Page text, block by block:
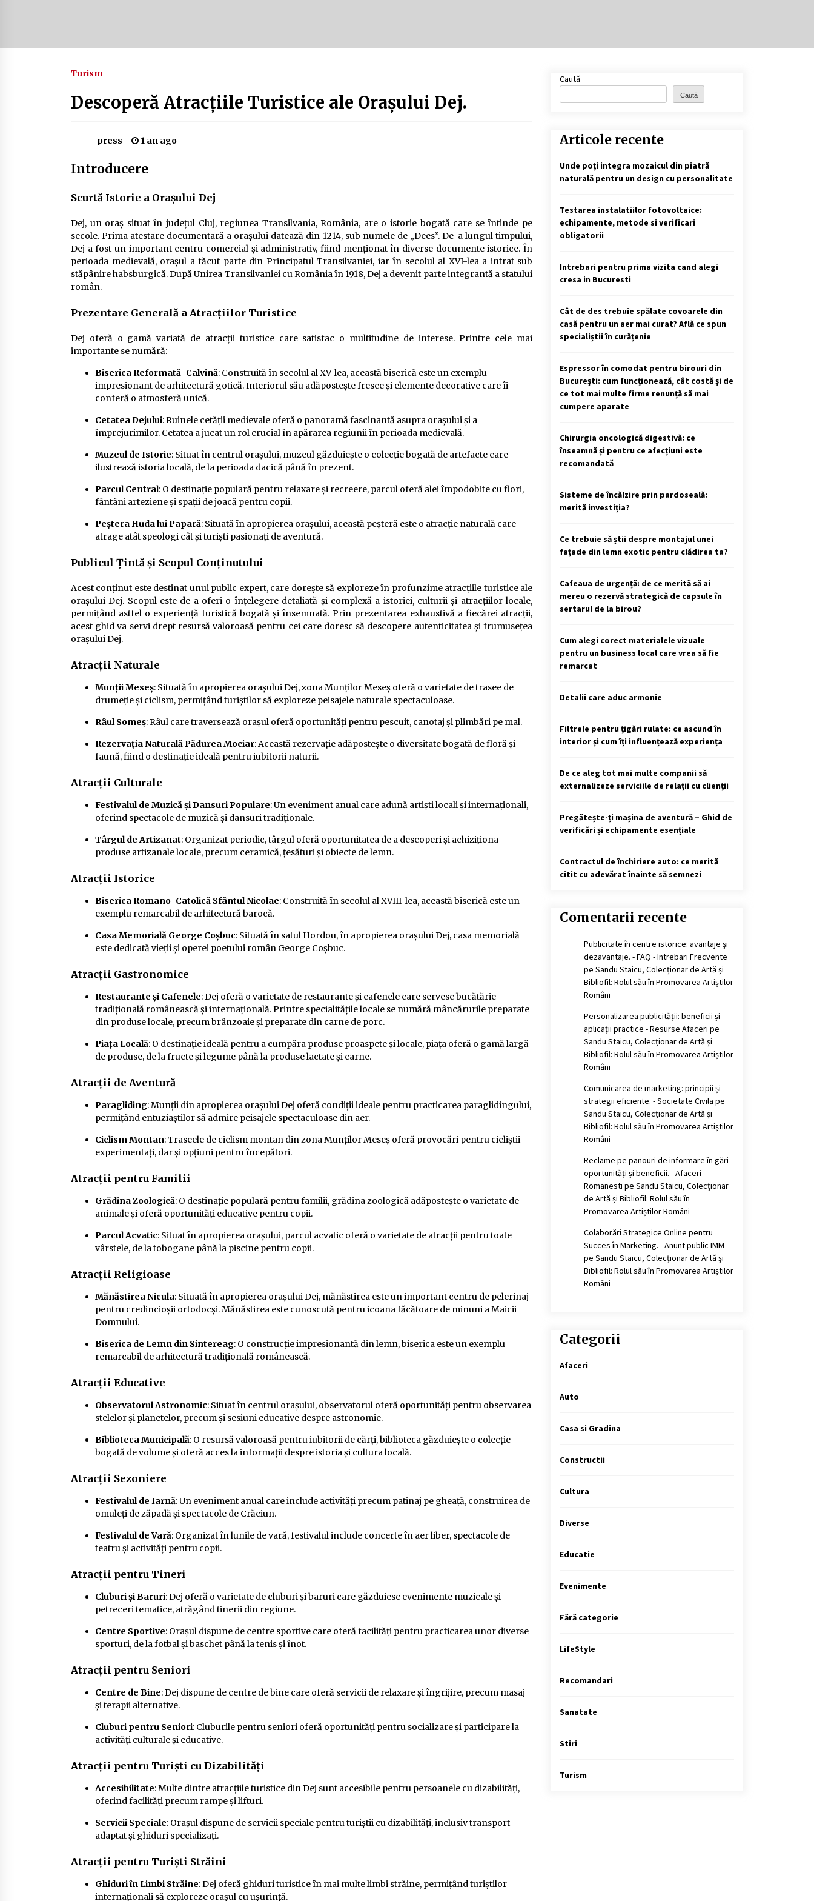
2 ani ago 2 ani ago
Cum să alegi firul de pescuit perfect
2 ani ago
2 ani ago
2 ani ago
Turism
Descoperă Atracțiile Turistice ale Orașului Dej.
press 1 an ago
Introducere
Scurtă Istorie a Orașului Dej
Dej, un oraș situat în județul Cluj, regiunea Transilvania, România, are o istorie bogată care se întinde pe
secole. Prima atestare documentară a orașului datează din 1214, sub numele de „Dees”. De-a lungul timpului,
Dej a fost un important centru comercial și administrativ, fiind menționat în diverse documente istorice. În
perioada medievală, orașul a făcut parte din Principatul Transilvaniei, iar în secolul al XVI-lea a intrat sub
stăpânire habsburgică. După Unirea Transilvaniei cu România în 1918, Dej a devenit parte integrantă a statului
român.
Prezentare Generală a Atracțiilor Turistice
Dej oferă o gamă variată de atracții turistice care satisfac o multitudine de interese. Printre cele mai
importante se numără:
Biserica Reformată-Calvină: Construită în secolul al XV-lea, această biserică este un exemplu
impresionant de arhitectură gotică. Interiorul său adăpostește fresce și elemente decorative care îi
conferă o atmosferă unică.
Cetatea Dejului: Ruinele cetății medievale oferă o panoramă fascinantă asupra orașului și a
împrejurimilor. Cetatea a jucat un rol crucial în apărarea regiunii în perioada medievală.
Muzeul de Istorie: Situat în centrul orașului, muzeul găzduiește o colecție bogată de artefacte care
ilustrează istoria locală, de la perioada dacică până în prezent.
Parcul Central: O destinație populară pentru relaxare și recreere, parcul oferă alei împodobite cu flori,
fântâni arteziene și spații de joacă pentru copii.
Peștera Huda lui Papară: Situată în apropierea orașului, această peșteră este o atracție naturală care
atrage atât speologi cât și turiști pasionați de aventură.
Publicul Țintă și Scopul Conținutului
Acest conținut este destinat unui public expert, care dorește să exploreze în profunzime atracțiile turistice ale
orașului Dej. Scopul este de a oferi o înțelegere detaliată și complexă a istoriei, culturii și atracțiilor locale,
permițând astfel o experiență turistică bogată și însemnată. Prin prezentarea exhaustivă a fiecărei atracții,
acest ghid va servi drept resursă valoroasă pentru cei care doresc să descopere autenticitatea și frumusețea
orașului Dej.
Atracții Naturale
Munții Meseș: Situată în apropierea orașului Dej, zona Munților Meseș oferă o varietate de trasee de
drumeție și ciclism, permițând turiștilor să exploreze peisajele naturale spectaculoase.
Râul Someș: Râul care traversează orașul oferă oportunități pentru pescuit, canotaj și plimbări pe mal.
Rezervația Naturală Pădurea Mociar: Această rezervație adăpostește o diversitate bogată de floră și
faună, fiind o destinație ideală pentru iubitorii naturii.
Atracții Culturale
Festivalul de Muzică și Dansuri Populare: Un eveniment anual care adună artiști locali și internaționali,
oferind spectacole de muzică și dansuri tradiționale.
Târgul de Artizanat: Organizat periodic, târgul oferă oportunitatea de a descoperi și achiziționa
produse artizanale locale, precum ceramică, țesături și obiecte de lemn.
Atracții Istorice
Biserica Romano-Catolică Sfântul Nicolae: Construită în secolul al XVIII-lea, această biserică este un
exemplu remarcabil de arhitectură barocă.
Casa Memorială George Coșbuc: Situată în satul Hordou, în apropierea orașului Dej, casa memorială
este dedicată vieții și operei poetului român George Coșbuc.
Atracții Gastronomice
Restaurante și Cafenele: Dej oferă o varietate de restaurante și cafenele care servesc bucătărie
tradițională românească și internațională. Printre specialitățile locale se numără mâncărurile preparate
din produse locale, precum brânzoaie și preparate din carne de porc.
Piața Locală: O destinație ideală pentru a cumpăra produse proaspete și locale, piața oferă o gamă largă
de produse, de la fructe și legume până la produse lactate și carne.
Atracții de Aventură
Paragliding: Munții din apropierea orașului Dej oferă condiții ideale pentru practicarea paraglidingului,
permițând entuziaștilor să admire peisajele spectaculoase din aer.
Ciclism Montan: Traseele de ciclism montan din zona Munților Meseș oferă provocări pentru cicliștii
experimentați, dar și opțiuni pentru începători.
Atracții pentru Familii
Grădina Zoologică: O destinație populară pentru familii, grădina zoologică adăpostește o varietate de
animale și oferă oportunități educative pentru copii.
Parcul Acvatic: Situat în apropierea orașului, parcul acvatic oferă o varietate de atracții pentru toate
vârstele, de la tobogane până la piscine pentru copii.
Atracții Religioase
Mănăstirea Nicula: Situată în apropierea orașului Dej, mănăstirea este un important centru de pelerinaj
pentru credincioșii ortodocși. Mănăstirea este cunoscută pentru icoana făcătoare de minuni a Maicii
Domnului.
Biserica de Lemn din Sintereag: O construcție impresionantă din lemn, biserica este un exemplu
remarcabil de arhitectură tradițională românească.
Atracții Educative
Observatorul Astronomic: Situat în centrul orașului, observatorul oferă oportunități pentru observarea
stelelor și planetelor, precum și sesiuni educative despre astronomie.
Biblioteca Municipală: O resursă valoroasă pentru iubitorii de cărți, biblioteca găzduiește o colecție
bogată de volume și oferă acces la informații despre istoria și cultura locală.
Atracții Sezoniere
Festivalul de Iarnă: Un eveniment anual care include activități precum patinaj pe gheață, construirea de
omuleți de zăpadă și spectacole de Crăciun.
Festivalul de Vară: Organizat în lunile de vară, festivalul include concerte în aer liber, spectacole de
teatru și activități pentru copii.
Atracții pentru Tineri
Cluburi și Baruri: Dej oferă o varietate de cluburi și baruri care găzduiesc evenimente muzicale și
petreceri tematice, atrăgând tinerii din regiune.
Centre Sportive: Orașul dispune de centre sportive care oferă facilități pentru practicarea unor diverse
sporturi, de la fotbal și baschet până la tenis și înot.
Atracții pentru Seniori
Centre de Bine: Dej dispune de centre de bine care oferă servicii de relaxare și îngrijire, precum masaj
și terapii alternative.
Cluburi pentru Seniori: Cluburile pentru seniori oferă oportunități pentru socializare și participare la
activități culturale și educative.
Atracții pentru Turiști cu Dizabilități
Accesibilitate: Multe dintre atracțiile turistice din Dej sunt accesibile pentru persoanele cu dizabilități,
oferind facilități precum rampe și lifturi.
Servicii Speciale: Orașul dispune de servicii speciale pentru turiștii cu dizabilități, inclusiv transport
adaptat și ghiduri specializați.
Atracții pentru Turiști Străini
Ghiduri în Limbi Străine: Dej oferă ghiduri turistice în mai multe limbi străine, permițând turiștilor
internaționali să exploreze orașul cu ușurință.
Caută
Caută
Articole recente
Unde poți integra mozaicul din piatră
naturală pentru un design cu personalitate
Testarea instalatiilor fotovoltaice:
echipamente, metode si verificari
obligatorii
Intrebari pentru prima vizita cand alegi
cresa in Bucuresti
Cât de des trebuie spălate covoarele din
casă pentru un aer mai curat? Află ce spun
specialiștii în curățenie
Espressor în comodat pentru birouri din
București: cum funcționează, cât costă și de
ce tot mai multe firme renunță să mai
cumpere aparate
Chirurgia oncologică digestivă: ce
înseamnă și pentru ce afecțiuni este
recomandată
Sisteme de încălzire prin pardoseală:
merită investiția?
Ce trebuie să știi despre montajul unei
fațade din lemn exotic pentru clădirea ta?
Cafeaua de urgență: de ce merită să ai
mereu o rezervă strategică de capsule în
sertarul de la birou?
Cum alegi corect materialele vizuale
pentru un business local care vrea să fie
remarcat
Detalii care aduc armonie
Filtrele pentru țigări rulate: ce ascund în
interior și cum îți influențează experiența
De ce aleg tot mai multe companii să
externalizeze serviciile de relații cu clienții
Pregătește-ți mașina de aventură – Ghid de
verificări și echipamente esențiale
Contractul de închiriere auto: ce merită
citit cu adevărat înainte să semnezi
Comentarii recente
Publicitate în centre istorice: avantaje și
dezavantaje. - FAQ - Intrebari Frecvente
pe Sandu Staicu, Colecționar de Artă și
Bibliofil: Rolul său în Promovarea Artiștilor
Români
Personalizarea publicității: beneficii și
aplicații practice - Resurse Afaceri pe
Sandu Staicu, Colecționar de Artă și
Bibliofil: Rolul său în Promovarea Artiștilor
Români
Comunicarea de marketing: principii și
strategii eficiente. - Societate Civila pe
Sandu Staicu, Colecționar de Artă și
Bibliofil: Rolul său în Promovarea Artiștilor
Români
Reclame pe panouri de informare în gări -
oportunități și beneficii. - Afaceri
Romanesti pe Sandu Staicu, Colecționar
de Artă și Bibliofil: Rolul său în
Promovarea Artiștilor Români
Colaborări Strategice Online pentru
Succes în Marketing. - Anunt public IMM
pe Sandu Staicu, Colecționar de Artă și
Bibliofil: Rolul său în Promovarea Artiștilor
Români
Categorii
Afaceri
Auto
Casa si Gradina
Constructii
Cultura
Diverse
Educatie
Evenimente
Fără categorie
LifeStyle
Recomandari
Sanatate
Stiri
Turism